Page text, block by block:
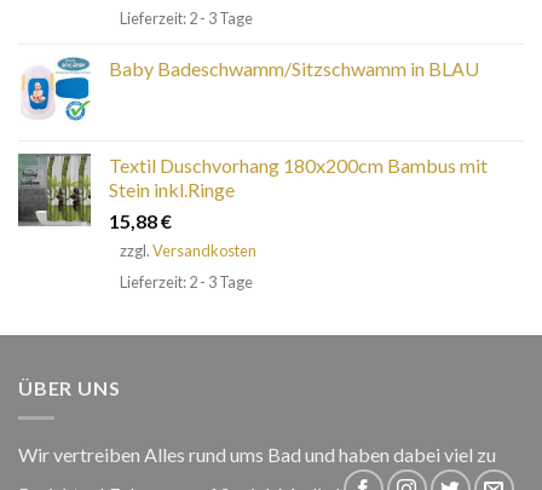
Lieferzeit: 2 - 3 Tage
Baby Badeschwamm/Sitzschwamm in BLAU
Textil Duschvorhang 180x200cm Bambus mit
Stein inkl.Ringe
15,88€
zzgl.Versandkosten
Lieferzeit: 2 - 3 Tage
ÜBER UNS
Wir vertreiben Alles rund ums Bad und haben dabei viel zu